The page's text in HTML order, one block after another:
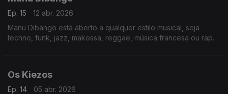
Ep. 15
12 abr. 2026
Manu Dibango está aberto a qualquer estilo musical, seja
techno, funk, jazz, makossa, reggae, música francesa ou rap.
Os Kiezos
Ep. 14
05 abr. 2026